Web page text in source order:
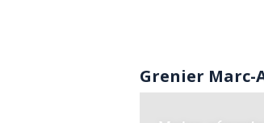
Grenier Marc-